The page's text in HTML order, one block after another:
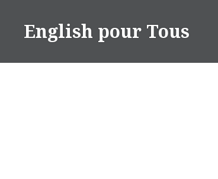
contentEnglish pour Tous